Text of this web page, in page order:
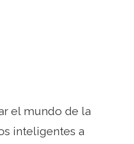
el mundo de la
inteligentes a